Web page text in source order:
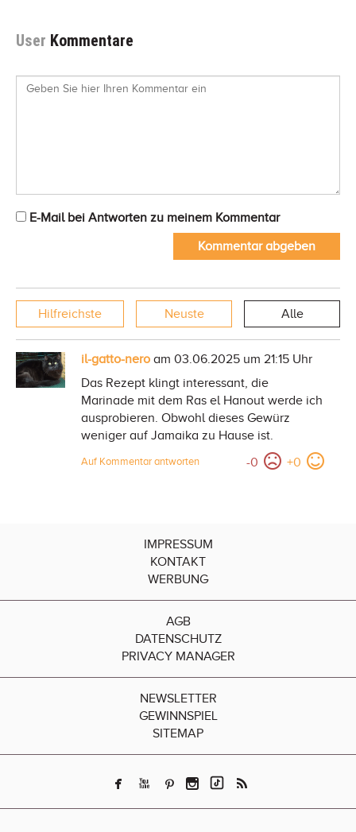
User Kommentare
E-Mail bei Antworten zu meinem Kommentar
Kommentar abgeben
Hilfreichste Neuste Alle
il-gatto-nero am 03.06.2025 um 21:15 Uhr
Das Rezept klingt interessant, die
Marinade mit dem Ras el Hanout werde ich
ausprobieren. Obwohl dieses Gewürz
weniger auf Jamaika zu Hause ist.
-0 +0
Auf Kommentar antworten
IMPRESSUM
KONTAKT
WERBUNG
AGB
DATENSCHUTZ
PRIVACY MANAGER
NEWSLETTER
GEWINNSPIEL
SITEMAP